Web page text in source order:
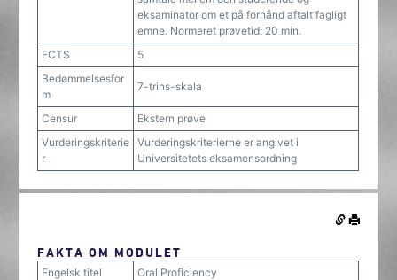
eksaminator om et på forhånd aftalt fagligt
emne. Normeret prøvetid: 20 min.
ECTS
5
Bedømmelsesfor
m
7-trins-skala
Censur
Ekstern prøve
Vurderingskriterie
r
Vurderingskriterierne er angivet i
Universitetets eksamensordning
FAKTA OM MODULET
Engelsk titel
Oral Proficiency